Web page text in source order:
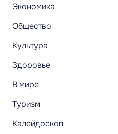
Экономика
Общество
Культура
Здоровье
В мире
Туризм
Калейдоскоп